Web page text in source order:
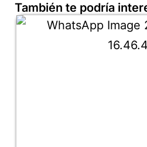
También te podría